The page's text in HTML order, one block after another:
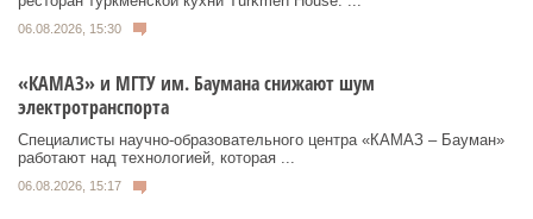
06.08.2026, 15:30
«КАМАЗ» и МГТУ им. Баумана снижают шум
электротранспорта
Специалисты научно-образовательного центра «КАМАЗ – Бауман»
работают над технологией, которая ...
06.08.2026, 15:17